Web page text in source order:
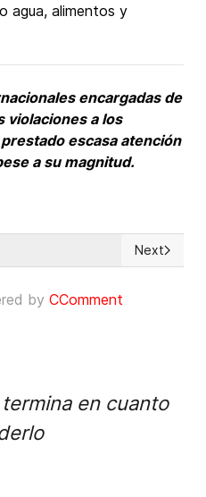
agua, alimentos y
encargadas de
violaciones a los
escasa atención
a su magnitud.
del joven Manuel Guillén
Next
Next
by CComment
en cuanto